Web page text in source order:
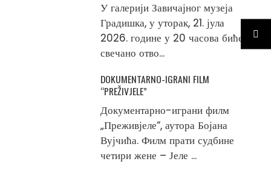
У галерији Завичајног музеја
Градишка, у уторак, 21. јула
2026. године у 20 часова биће
свечано отво...
DOKUMENTARNO-IGRANI FILM
“PREŽIVJELE”
Документарно-играни филм
„Преживјеле“, аутора Бојана
Вујчића. Филм прати судбине
четири жене – Јеле ...